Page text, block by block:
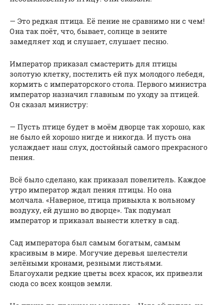
— Это редкая птица. Её пение не сравнимо ни с чем!
Она так поёт, что, бывает, солнце в зените
замедляет ход и слушает, слушает песню.
Император приказал смастерить для птицы
золотую клетку, постелить ей пух молодого лебедя,
кормить с императорского стола. Первого министра
император назначил главным по уходу за птицей.
Он сказал министру:
— Пусть птице будет в моём дворце так хорошо, как
не было ей хорошо нигде и никогда. И пусть она
услаждает наш слух, достойный самого прекрасного
пения.
Всё было сделано, как приказал повелитель. Каждое
утро император ждал пения птицы. Но она
молчала. «Наверное, птица привыкла к вольному
воздуху, ей душно во дворце». Так подумал
император и приказал вынести клетку в сад.
Сад императора был самым богатым, самым
красивым в мире. Могучие деревья шелестели
зелёными кронами, резными листьями.
Благоухали редкие цветы всех красок, их привезли
сюда со всех концов земли.